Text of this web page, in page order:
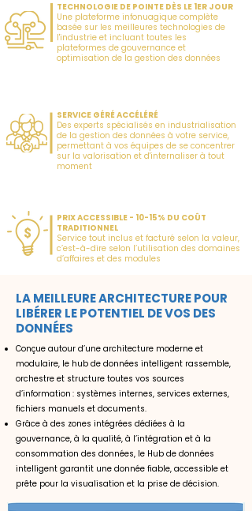
TECHNOLOGIE DE POINTE DÈS LE 1ER JOUR
Une plateforme infonuagique complète
basée sur les meilleures technologies de
l'industrie et incluant toutes les
plateformes de gouvernance et
optimisation de la gestion des données
SERVICE GÉRÉ ACCÉLÉRÉ
Des experts spécialisés en industrialisation
de la gestion des données à votre service,
permettant à vos équipes de se concentrer
sur la valorisation et d'internaliser à tout
moment
PRIX ACCESSIBLE - 10-15% DU COÛT
TRADITIONNEL
Service tout inclus et facturé selon la valeur,
c’est-à-dire selon l’utilisation des domaines
d’affaires et des modules
LA MEILLEURE ARCHITECTURE POUR
LIBÉRER LE POTENTIEL DE VOS DES
DONNÉES
Conçue autour d’une architecture moderne et
modulaire, le hub de données intelligent rassemble,
orchestre et structure toutes vos sources
d’information : systèmes internes, services externes,
fichiers manuels et documents.
Grâce à des zones intégrées dédiées à la
gouvernance, à la qualité, à l’intégration et à la
consommation des données, le Hub de données
intelligent garantit une donnée fiable, accessible et
prête pour la visualisation et la prise de décision.